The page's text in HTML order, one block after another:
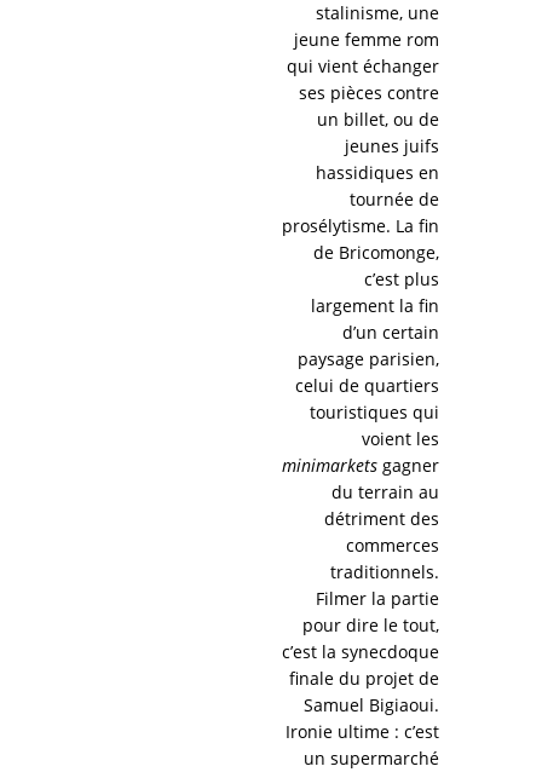
stalinisme, une
jeune femme rom
qui vient échanger
ses pièces contre
un billet, ou de
jeunes juifs
hassidiques en
tournée de
prosélytisme. La fin
de Bricomonge,
c’est plus
largement la fin
d’un certain
paysage parisien,
celui de quartiers
touristiques qui
voient les
minimarkets gagner
du terrain au
détriment des
commerces
traditionnels.
Filmer la partie
pour dire le tout,
c’est la synecdoque
finale du projet de
Samuel Bigiaoui.
Ironie ultime : c’est
un supermarché